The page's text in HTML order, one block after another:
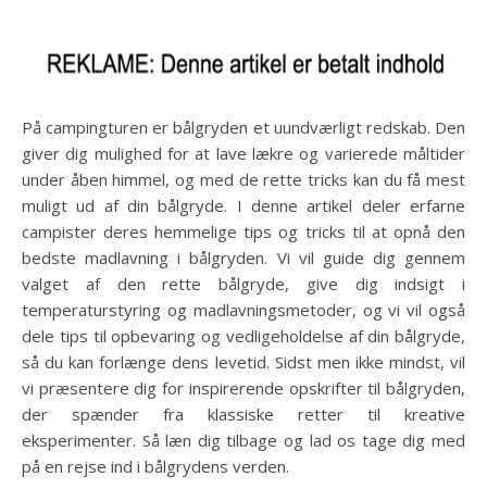
På campingturen er bålgryden et uundværligt redskab. Den
giver dig mulighed for at lave lækre og varierede måltider
under åben himmel, og med de rette tricks kan du få mest
muligt ud af din bålgryde. I denne artikel deler erfarne
campister deres hemmelige tips og tricks til at opnå den
bedste madlavning i bålgryden. Vi vil guide dig gennem
valget af den rette bålgryde, give dig indsigt i
temperaturstyring og madlavningsmetoder, og vi vil også
dele tips til opbevaring og vedligeholdelse af din bålgryde,
så du kan forlænge dens levetid. Sidst men ikke mindst, vil
vi præsentere dig for inspirerende opskrifter til bålgryden,
der spænder fra klassiske retter til kreative
eksperimenter. Så læn dig tilbage og lad os tage dig med
på en rejse ind i bålgrydens verden.